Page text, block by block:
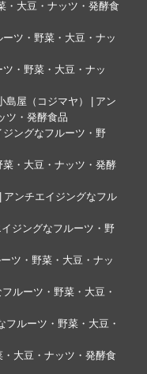
・大豆・ナッツ・発酵食
ツ・野菜・大豆・ナッ
・野菜・大豆・ナッ
島屋（コジマヤ） | アン
ツ・発酵食品
ングなフルーツ・野
・大豆・ナッツ・発酵
アンチエイジングなフル
ジングなフルーツ・野
ツ・野菜・大豆・ナッ
ルーツ・野菜・大豆・
フルーツ・野菜・大豆・
大豆・ナッツ・発酵食